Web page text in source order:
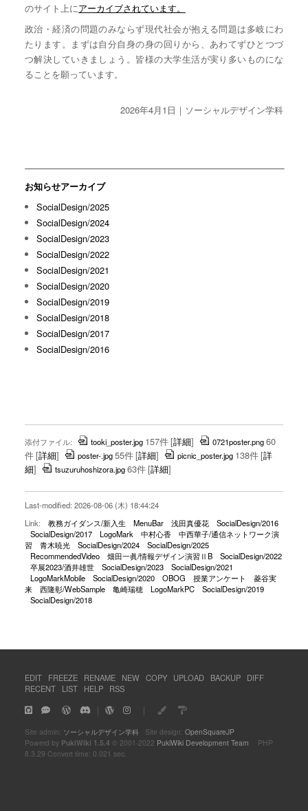
のサイト上にアーカイブされています。
政治・経済の問題のみならず現代社会が抱える問題は多岐にわ
たります。まずは自分自身の身の回りから、あわてずひとつづ
つ解決していきましょう。皆様の大学生活が実り多いものにな
ることを願っています。
2026年4月1日｜ソーシャルデザイン学科
お知らせアーカイブ
SocialDesign/2025
SocialDesign/2024
SocialDesign/2023
SocialDesign/2022
SocialDesign/2021
SocialDesign/2020
SocialDesign/2019
SocialDesign/2018
SocialDesign/2017
SocialDesign/2016
添付ファイル: tooki_poster.jpg 157件[詳細] 0721poster.png60
件[詳細] poster-.jpg55件[詳細] picnic_poster.jpg 138件[詳
細] tsuzuruhoshizora.jpg63件[詳細]
Last-modified: 2026-08-06 (木) 18:44:24
Link:
教務ガイダンス/新入生 MenuBar 浅田真優花
SocialDesign/2016
SocialDesign/2017
LogoMark 中村心香
中西華子/通信ネットワーク演
習
青木暁光 SocialDesign/2024
SocialDesign/2025
RecommendedVideo
畑田一眞/情報デザイン演習ⅡB
SocialDesign/2022
卒展2023/酒井雄世
SocialDesign/2023
SocialDesign/2021
LogoMarkMobile
SocialDesign/2020 OBOG 授業アンケート
菱谷実
来
西隆彰/WebSample 亀崎瑞穂 LogoMarkPC
SocialDesign/2019
SocialDesign/2018
EDIT FREEZE RENAME NEW COPY UPLOAD BACKUP
DIFF
RECENT
LIST HELP RSS
｜ ｜
Site admin: ソーシャルデザイン学科Site design: OpenSquareJP
Powerd by PukiWiki 1.5.4 © 2001-2022 PukiWiki Development Team PHP
8.3.29 Convert time: 0.021 sec.